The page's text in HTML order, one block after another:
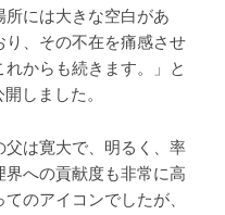
には大きな空白があ
り、その不在を痛感させ
からも続きます。」と
しました。
は寛大で、明るく、率
への貢献度も非常に高
のアイコンでしたが、